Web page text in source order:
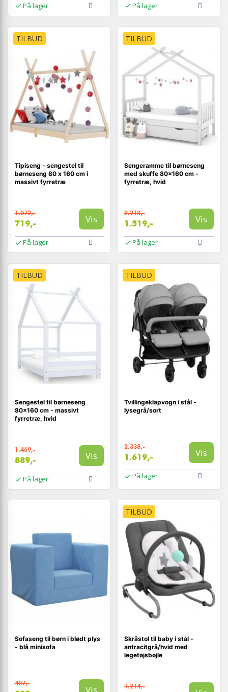
På lager På lager
TILBUD
Tipiseng - sengestel til
børneseng 80 x 160 cm i
massivt fyrretræ
1.072,-
719,- Vis
På lager
TILBUD
Sengeramme til børneseng
med skuffe 80×160 cm -
fyrretræ, hvid
2.218,-
1.519,- Vis
På lager
TILBUD
Sengestel til børneseng
80×160 cm - massivt
fyrretræ, hvid
1.469,-
889,- Vis
På lager
TILBUD
Tvillingeklapvogn i stål -
lysegrå/sort
2.338,-
1.619,- Vis
På lager
Sofaseng til børn i blødt plys
- blå minisofa
407,-
Vis
TILBUD
Skråstol til baby i stål -
antracitgrå/hvid med
legetøjsbøjle
1.214,-